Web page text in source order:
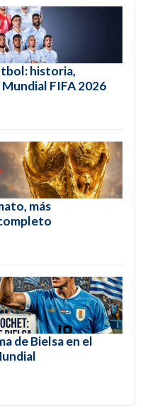
historia,
FIFA 2026
más
de Bielsa en el